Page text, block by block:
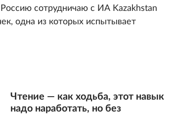
сотрудничаю с ИА Kazakhstan
одна из которых испытывает
Чтение — как ходьба, этот навык
надо наработать, но без